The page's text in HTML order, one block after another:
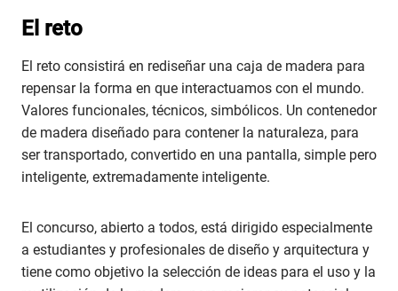
El reto
El reto consistirá en rediseñar una caja de madera para
repensar la forma en que interactuamos con el mundo.
Valores funcionales, técnicos, simbólicos. Un contenedor
de madera diseñado para contener la naturaleza, para
ser transportado, convertido en una pantalla, simple pero
inteligente, extremadamente inteligente.
El concurso, abierto a todos, está dirigido especialmente
a estudiantes y profesionales de diseño y arquitectura y
tiene como objetivo la selección de ideas para el uso y la